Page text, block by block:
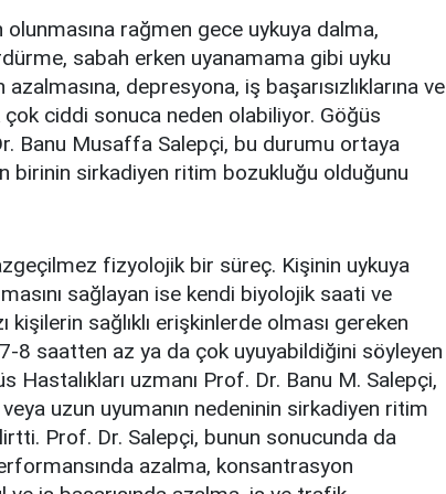
rağmen gece uykuya dalma,
sabah erken uyanamama gibi uyku
depresyona, iş başarısızlıklarına ve
ciddi sonuca neden olabiliyor. Göğüs
Banu Musaffa Salepçi, bu durumu ortaya
birinin sirkadiyen ritim bozukluğu olduğunu
fizyolojik bir süreç. Kişinin uykuya
sağlayan ise kendi biyolojik saati ve
sağlıklı erişkinlerde olması gereken
8 saatten az ya da çok uyuyabildiğini söyleyen
Hastalıkları uzmanı Prof. Dr. Banu M. Salepçi,
uzun uyumanın nedeninin sirkadiyen ritim
Prof. Dr. Salepçi, bunun sonucunda da
azalma, konsantrasyon